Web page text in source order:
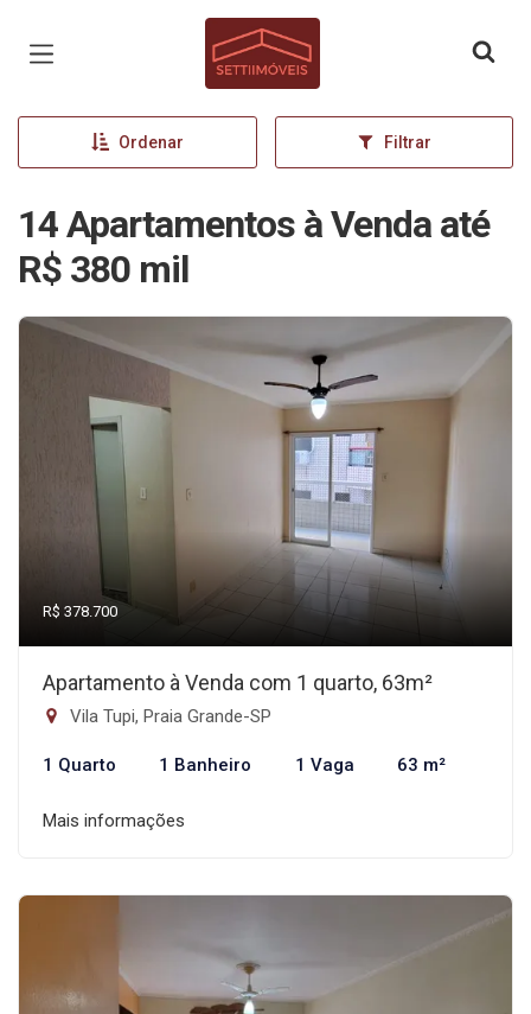
Página inicial
Ordenar Filtrar
14 Apartamentos à Venda até
R$ 380 mil
R$ 378.700
Apartamento à Venda com 1 quarto, 63m²
Vila Tupi, Praia Grande-SP
1 Quarto 1 Banheiro 1 Vaga 63 m²
Mais informações